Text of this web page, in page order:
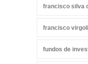
francisco silva
francisco
fundos de